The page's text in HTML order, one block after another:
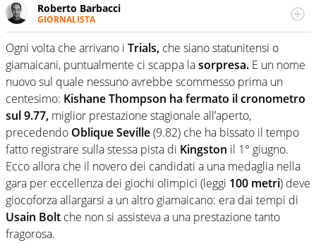
Roberto Barbacci
GIORNALISTA
Giornalista (pubblicista) sportivo a tutto campo, è il
tuttologo di Virgilio Sport. Provate a chiedergli di boxe, di
scherma, di volley o di curling: ve ne farà innamorare
Ogni volta che arrivano i Trials, che siano statunitensi o
giamaicani, puntualmente ci scappa lasorpresa. E un nome
nuovo sul quale nessuno avrebbe scommesso prima un
centesimo: Kishane Thompson ha fermato il cronometro
sul 9.77, miglior prestazione stagionale all’aperto,
precedendo Oblique Seville(9.82) che ha bissato il tempo
fatto registrare sulla stessa pista di Kingston il 1° giugno.
Ecco allora che il novero dei candidati a una medaglia nella
gara per eccellenza dei giochi olimpici (leggi 100 metri) deve
giocoforza allargarsi a un altro giamaicano: era dai tempi di
Usain Bolt che non si assisteva a una prestazione tanto
fragorosa.